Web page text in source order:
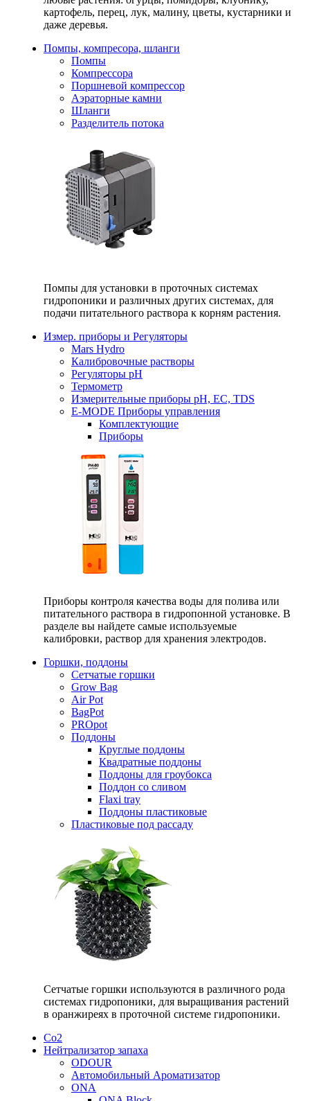
картофель, перец, лук, малину, цветы, кустарники и
даже деревья.
Помпы, компресора, шланги
Помпы
Компрессора
Поршневой компрессор
Аэраторные камни
Шланги
Разделитель потока
Помпы для установки в проточных системах
гидропоники и различных других системах, для
подачи питательного раствора к корням растения.
Измер. приборы и Регуляторы
Mars Hydro
Калибровочные растворы
Регуляторы рН
Термометр
Измерительные приборы pH, EC, TDS
E-MODE Приборы управления
Комплектующие
Приборы
Приборы контроля качества воды для полива или
питательного раствора в гидропонной установке. В
разделе вы найдете самые используемые
калибровки, раствор для хранения электродов.
Горшки, поддоны
Сетчатые горшки
Grow Bag
Air Pot
BagPot
PROpot
Поддоны
Круглые поддоны
Квадратные поддоны
Поддоны для гроубокса
Поддон со сливом
Flaxi tray
Поддоны пластиковые
Пластиковые под рассаду
Сетчатые горшки используются в различного рода
системах гидропоники, для выращивания растений
в оранжиреях в проточной системе гидропоники.
Со2
Нейтрализатор запаха
ODOUR
Автомобильный Ароматизатор
ONA